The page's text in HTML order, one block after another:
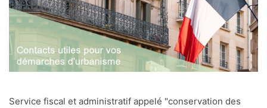
Service fiscal et administratif appelé "conservation des